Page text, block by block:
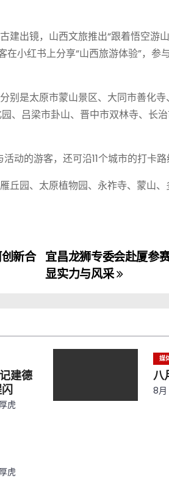
建出镜，山西文旅推出“跟着悟空游
小红书上分享“山西旅游体验”，参
别是太原市蒙山景区、大同市善化
、吕梁市卦山、晋中市双林寺、长治
的游客，还可沿11个城市的打卡路
丘园、太原植物园、永祚寺、蒙山
宜昌龙狮专委会赴厦参
显实力与风采
新合
建德
虎
媒
八
8
虎